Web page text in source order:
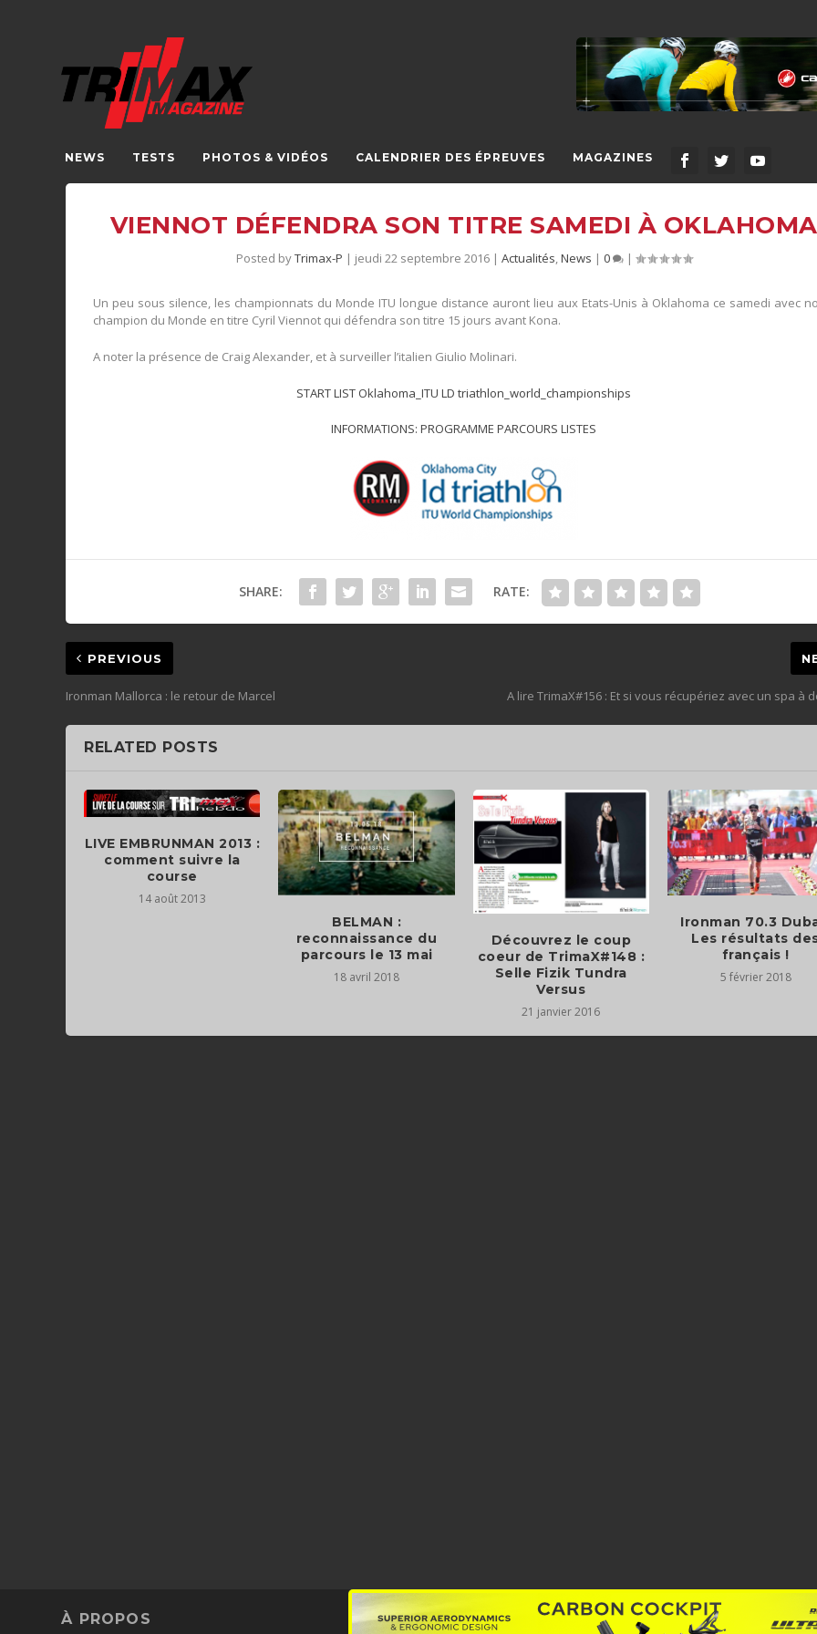
NEWS TESTS PHOTOS & VIDÉOS CALENDRIER DES ÉPREUVES MAGAZINES
VIENNOT DÉFENDRA SON TITRE SAMEDI À OKLAHOMA
Posted byTrimax-P | jeudi 22 septembre 2016| Actualités,News | 0 |
Un peu sous silence, les championnats du Monde ITU longue distance auront lieu aux Etats-Unis à Oklahoma ce samedi avec
champion du Monde en titre Cyril Viennot qui défendra son titre 15 jours avant Kona.
A noter la présence de Craig Alexander, et à surveiller l’italien Giulio Molinari.
START LIST Oklahoma_ITU LD triathlon_world_championships
INFORMATIONS: PROGRAMME PARCOURS LISTES
SHARE: RATE:
PREVIOUS
Ironman Mallorca : le retour de Marcel A lire TrimaX#156 : Et si vous récupériez avec un spa à
RELATED POSTS
LIVE EMBRUNMAN 2013 :
comment suivre la
course
14 août 2013
BELMAN :
reconnaissance du
parcours le 13 mai
18 avril 2018
Découvrez le coup
coeur de TrimaX#148 :
Selle Fizik Tundra
Versus
21 janvier 2016
Ironman 70.3
Les résultats
français !
5 février 2018
À PROPOS